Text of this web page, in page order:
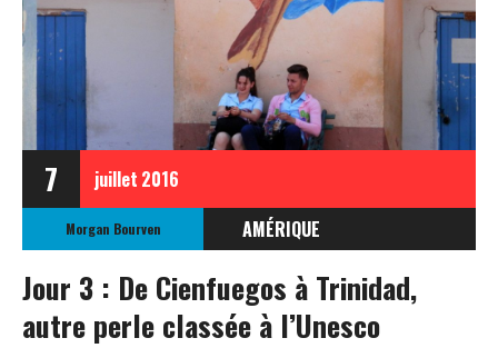
7 juillet 2016
Morgan Bourven
AMÉRIQUE
Jour 3 : De Cienfuegos à Trinidad,
autre perle classée à l’Unesco